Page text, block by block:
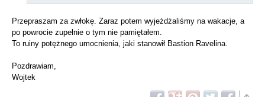
Przepraszam za zwłokę. Zaraz potem wyjeżdżaliśmy na wakacje, a
po powrocie zupełnie o tym nie pamiętałem.
To ruiny potężnego umocnienia, jaki stanowił Bastion Ravelina.
Pozdrawiam,
Wojtek